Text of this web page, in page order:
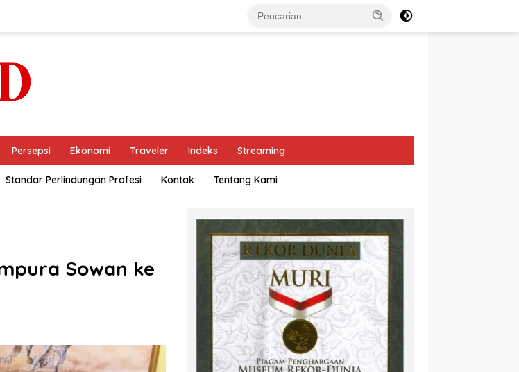
Persepsi Ekonomi Traveler Indeks Streaming
Standar Perlindungan Profesi Kontak Tentang Kami
Sowan ke